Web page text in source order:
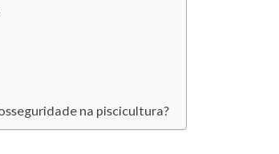
na piscicultura?